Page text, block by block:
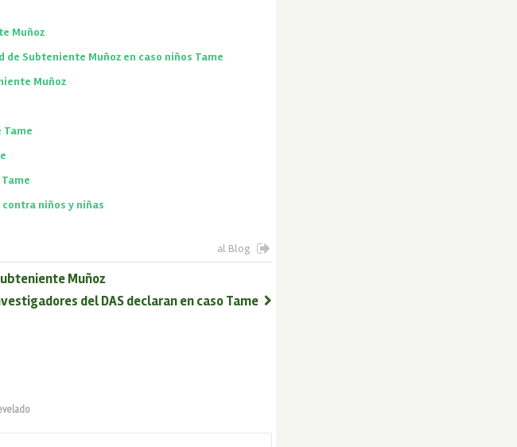
Muñoz
Subteniente Muñoz en caso niños Tame
Muñoz
Tame
niños y niñas
al Blog
Muñoz
del DAS declaran en caso Tame